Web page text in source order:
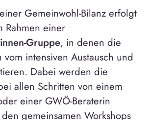
Gemeinwohl-Bilanz erfolgt
Rahmen einer
Gruppe, in denen die
vom intensiven Austausch und
Dabei werden die
allen Schritten von einem
einer GWÖ-Beraterin
gemeinsamen Workshops